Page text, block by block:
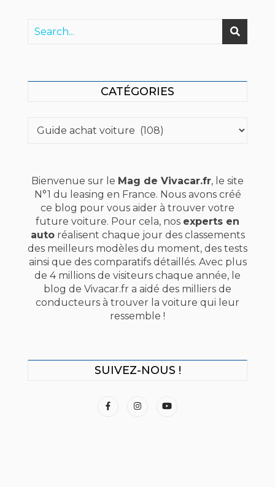
CATÉGORIES
Catégories
Bienvenue sur le Mag de Vivacar.fr, le site
N°1 du leasing en France. Nous avons créé
ce blog pour vous aider à trouver votre
future voiture. Pour cela, nos experts en
autoréalisent chaque jour des classements
des meilleurs modèles du moment, des tests
ainsi que des comparatifs détaillés. Avec plus
de 4 millions de visiteurs chaque année, le
blog de Vivacar.fr a aidé des milliers de
conducteurs à trouver la voiture qui leur
ressemble !
SUIVEZ-NOUS !